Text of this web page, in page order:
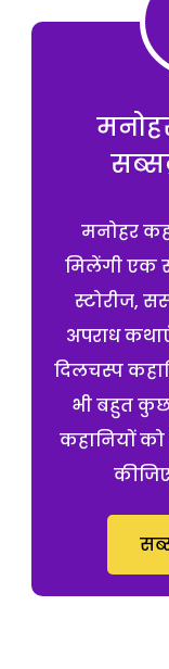
मनोहर
मिलेंगी एक
स्टोरीज,
अपराध
दिलचस्प
भी बहुत
कहानियों